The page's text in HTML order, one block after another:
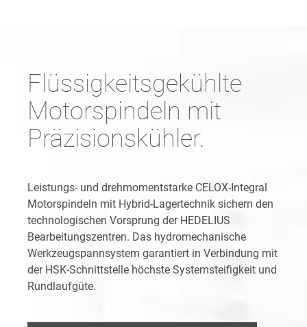
Flüssigkeitsgekühlte
Motorspindeln mit
Präzisionskühler.
Leistungs- und drehmomentstarke CELOX-Integral
Motorspindeln mit Hybrid-Lagertechnik sichern den
technologischen Vorsprung der HEDELIUS
Bearbeitungszentren. Das hydromechanische
Werkzeugspannsystem garantiert in Verbindung mit
der HSK-Schnittstelle höchste Systemsteifigkeit und
Rundlaufgüte.